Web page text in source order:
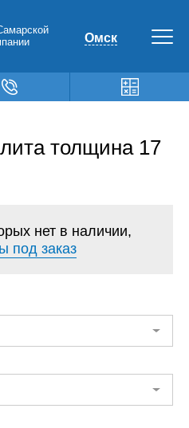
Омск
толщина 17
нет в наличии,
под заказ